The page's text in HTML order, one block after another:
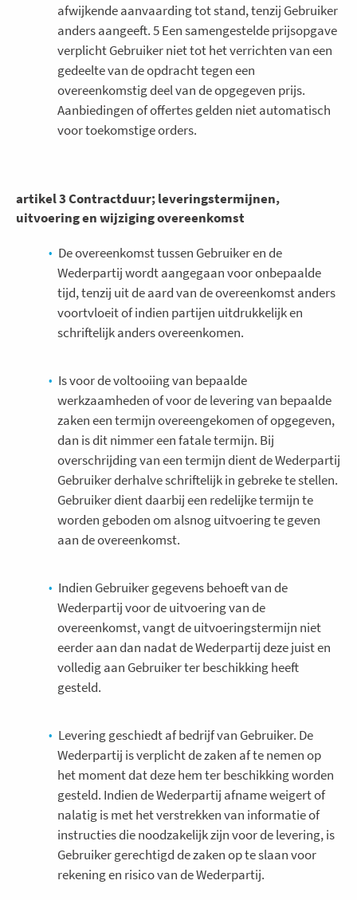
afwijkende aanvaarding tot stand, tenzij Gebruiker
anders aangeeft. 5 Een samengestelde prijsopgave
verplicht Gebruiker niet tot het verrichten van een
gedeelte van de opdracht tegen een
overeenkomstig deel van de opgegeven prijs.
Aanbiedingen of offertes gelden niet automatisch
voor toekomstige orders.
artikel 3 Contractduur; leveringstermijnen,
uitvoering en wijziging overeenkomst
De overeenkomst tussen Gebruiker en de
Wederpartij wordt aangegaan voor onbepaalde
tijd, tenzij uit de aard van de overeenkomst anders
voortvloeit of indien partijen uitdrukkelijk en
schriftelijk anders overeenkomen.
Is voor de voltooiing van bepaalde
werkzaamheden of voor de levering van bepaalde
zaken een termijn overeengekomen of opgegeven,
dan is dit nimmer een fatale termijn. Bij
overschrijding van een termijn dient de Wederpartij
Gebruiker derhalve schriftelijk in gebreke te stellen.
Gebruiker dient daarbij een redelijke termijn te
worden geboden om alsnog uitvoering te geven
aan de overeenkomst.
Indien Gebruiker gegevens behoeft van de
Wederpartij voor de uitvoering van de
overeenkomst, vangt de uitvoeringstermijn niet
eerder aan dan nadat de Wederpartij deze juist en
volledig aan Gebruiker ter beschikking heeft
gesteld.
Levering geschiedt af bedrijf van Gebruiker. De
Wederpartij is verplicht de zaken af te nemen op
het moment dat deze hem ter beschikking worden
gesteld. Indien de Wederpartij afname weigert of
nalatig is met het verstrekken van informatie of
instructies die noodzakelijk zijn voor de levering, is
Gebruiker gerechtigd de zaken op te slaan voor
rekening en risico van de Wederpartij.